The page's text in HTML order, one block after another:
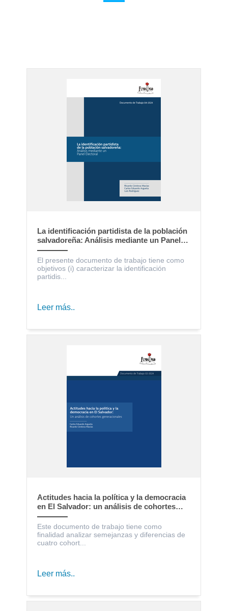
La identificación partidista de la población
salvadoreña: Análisis mediante un Panel
Electoral
El presente documento de trabajo tiene como
objetivos (i) caracterizar la identificación
partidis...
Leer más..
Actitudes hacia la política y la democracia
en El Salvador: un análisis de cohortes
generacionales
Este documento de trabajo tiene como
finalidad analizar semejanzas y diferencias de
cuatro cohort...
Leer más..